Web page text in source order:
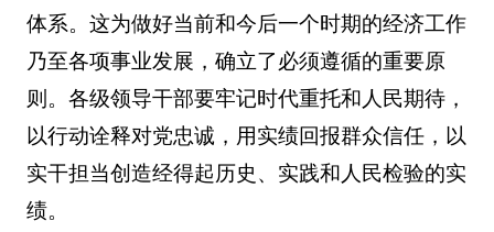
体系。这为做好当前和今后一个时期的经济工作
乃至各项事业发展，确立了必须遵循的重要原
则。各级领导干部要牢记时代重托和人民期待，
以行动诠释对党忠诚，用实绩回报群众信任，以
实干担当创造经得起历史、实践和人民检验的实
绩。